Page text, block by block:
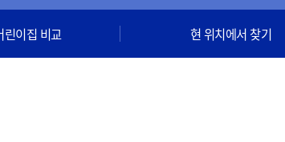
린이집 비교 현 위치에서 찾기